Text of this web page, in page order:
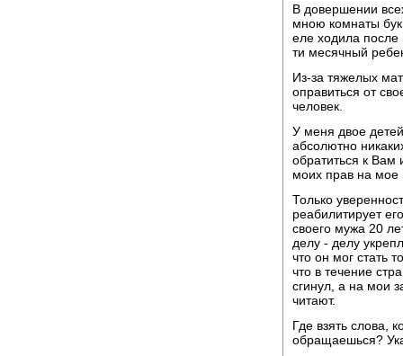
В довершении
мною комнаты
еле ходила после
ти месячный
Из-за тяжелых
оправиться от
человек.
У меня двое
абсолютно
обратиться к Вам
моих прав на мое
Только
реабилитирует
своего мужа 20
делу - делу
что он мог стать
что в течение
сгинул, а на мои
читают.
Где взять слова,
обращаешься?